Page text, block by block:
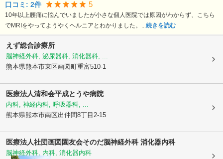
口コミ: 2件 5
10年以上腰痛に悩んでいましたが小さな個人医院では原因がわからず、こちら
でMRIをやってようやくヘルニアとわかりました。...続きを読む
えず総合診療所
脳神経外科, 泌尿器科, 消化器科, ...
熊本県熊本市東区画図町重富510-1
医療法人清和会平成とうや病院
内科, 神経内科, 呼吸器科, ...
熊本県熊本市南区出仲間8丁目2-15
医療法人社団画図園友会そのだ脳神経外科 消化器内科
脳神経外科, 内科, 消化器内科